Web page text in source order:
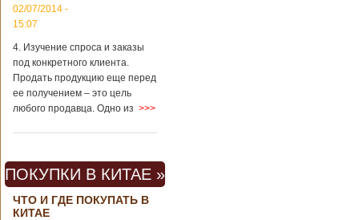
02/07/2014 -
15:07
4. Изучение спроса и заказы
под конкретного клиента.
Продать продукцию еще перед
ее получением – это цель
любого продавца. Одно из >>>
ПОКУПКИ В КИТАЕ »
ЧТО И ГДЕ ПОКУПАТЬ В
КИТАЕ